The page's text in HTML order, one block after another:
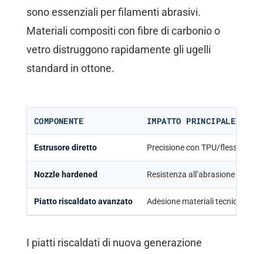
sono essenziali per filamenti abrasivi.
Materiali compositi con fibre di carbonio o
vetro distruggono rapidamente gli ugelli
standard in ottone.
COMPONENTE IMPATTO PRINCIPALE
Estrusore diretto Precisione con TPU/flessibili
Nozzle hardened Resistenza all’abrasione
Piatto riscaldato avanzato Adesione materiali tecnici
I piatti riscaldati di nuova generazione